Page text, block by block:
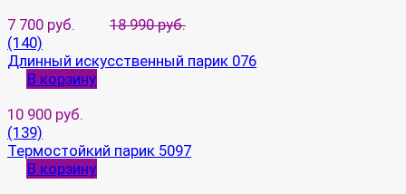
7 700 руб.
18 990 руб.
(140)
Длинный искусственный парик 076
В корзину
10 900 руб.
(139)
Термостойкий парик 5097
В корзину